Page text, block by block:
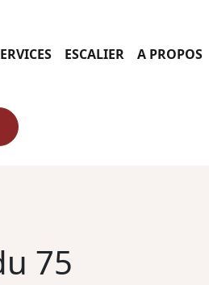
ESCALIER A PROPOS
75